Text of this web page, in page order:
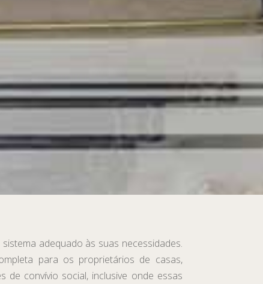
adequado às suas necessidades.
para os proprietários de casas,
de convívio social, inclusive onde essas